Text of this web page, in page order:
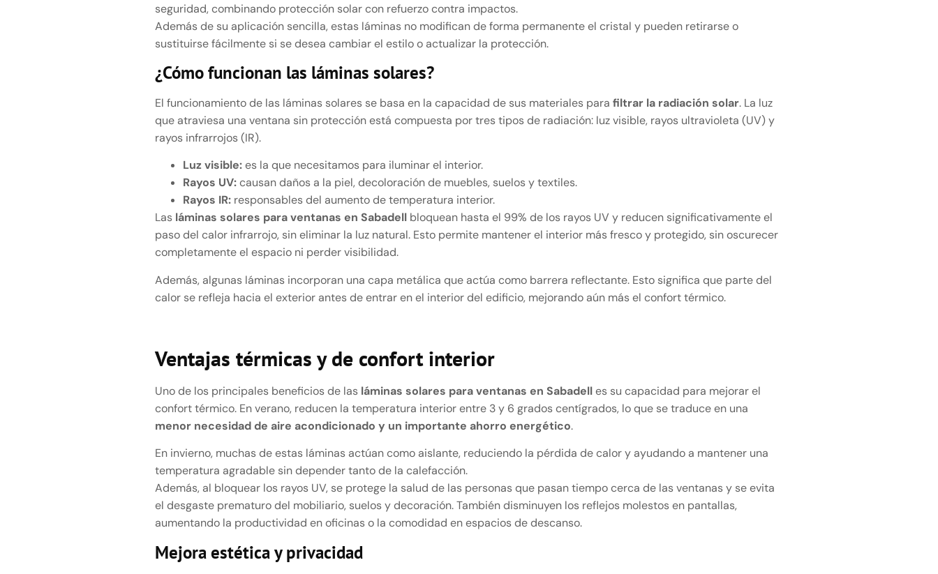
seguridad, combinando protección solar con refuerzo contra impactos.
Además de su aplicación sencilla, estas láminas no modifican de forma permanente el cristal y pueden retirarse o
sustituirse fácilmente si se desea cambiar el estilo o actualizar la protección.
¿Cómo funcionan las láminas solares?
El funcionamiento de las láminas solares se basa en la capacidad de sus materiales para filtrar la radiación solar. La luz
que atraviesa una ventana sin protección está compuesta por tres tipos de radiación: luz visible, rayos ultravioleta (UV) y
rayos infrarrojos (IR).
Luz visible:es la que necesitamos para iluminar el interior.
Rayos UV:causan daños a la piel, decoloración de muebles, suelos y textiles.
Rayos IR: responsables del aumento de temperatura interior.
Las láminas solares para ventanas en Sabadell bloquean hasta el 99% de los rayos UV y reducen significativamente el
paso del calor infrarrojo, sin eliminar la luz natural. Esto permite mantener el interior más fresco y protegido, sin oscurecer
completamente el espacio ni perder visibilidad.
Además, algunas láminas incorporan una capa metálica que actúa como barrera reflectante. Esto significa que parte del
calor se refleja hacia el exterior antes de entrar en el interior del edificio, mejorando aún más el confort térmico.
Ventajas térmicas y de confort interior
Uno de los principales beneficios de las láminas solares para ventanas en Sabadelles su capacidad para mejorar el
confort térmico. En verano, reducen la temperatura interior entre 3 y 6 grados centígrados, lo que se traduce en una
menor necesidad de aire acondicionado y un importante ahorro energético.
En invierno, muchas de estas láminas actúan como aislante, reduciendo la pérdida de calor y ayudando a mantener una
temperatura agradable sin depender tanto de la calefacción.
Además, al bloquear los rayos UV, se protege la salud de las personas que pasan tiempo cerca de las ventanas y se evita
el desgaste prematuro del mobiliario, suelos y decoración. También disminuyen los reflejos molestos en pantallas,
aumentando la productividad en oficinas o la comodidad en espacios de descanso.
Mejora estética y privacidad